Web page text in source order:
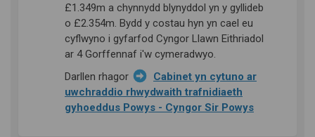
£1.349m a chynnydd blynyddol yn y gyllideb
o £2.354m. Bydd y costau hyn yn cael eu
cyflwyno i gyfarfod Cyngor Llawn Eithriadol
ar 4 Gorffennaf i'w cymeradwyo.
Darllen rhagor
Cabinet yn cytuno ar
uwchraddio rhwydwaith trafnidiaeth
gyhoeddus Powys - Cyngor Sir Powys(Dolen